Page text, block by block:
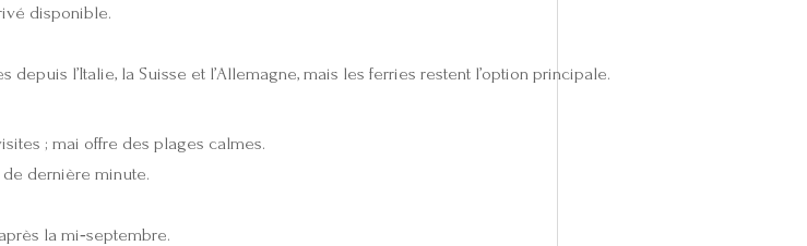
disponible.
l’Italie, la Suisse et l’Allemagne, mais les ferries restent l’option principale.
; mai offre des plages calmes.
de dernière minute.
la mi‑septembre.